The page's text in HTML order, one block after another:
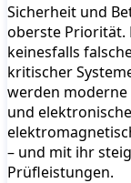
Sicherheit und
oberste Priorität.
keinesfalls
kritischer
werden
und
– und mit ihr
Prüfleistungen.